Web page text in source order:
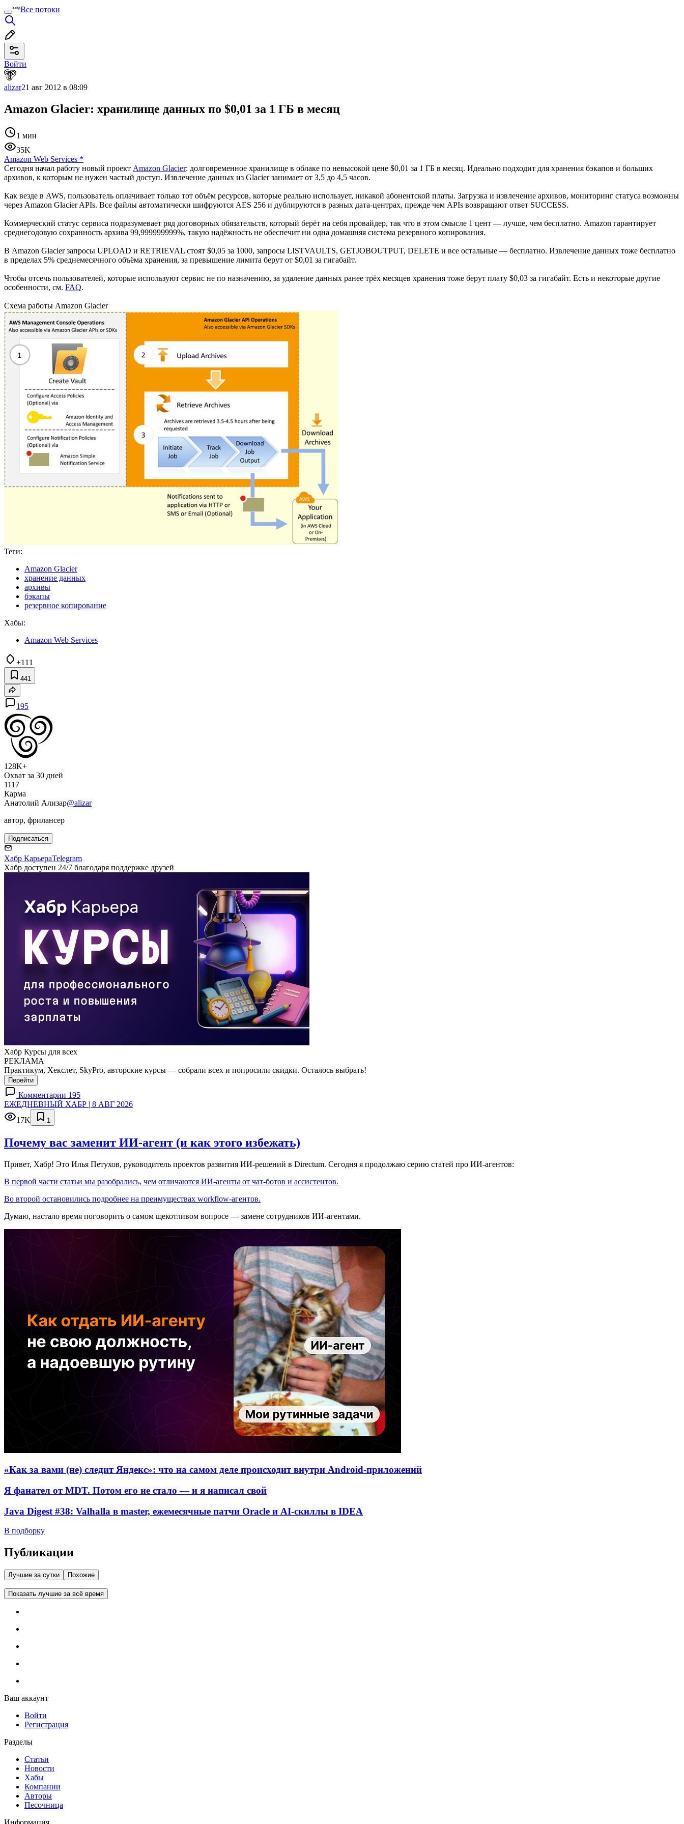
Все потоки
Войти
alizar21 авг 2012 в 08:09
Amazon Glacier: хранилище данных по $0,01 за 1 ГБ в месяц
1 мин
35K
Amazon Web Services *
Сегодня начал работу новый проект Amazon Glacier: долговременное хранилище в облаке по невысокой цене $0,01 за 1 ГБ в месяц. Идеально подходит для хранения бэкапов и больших
архивов, к которым не нужен частый доступ. Извлечение данных из Glacier занимает от 3,5 до 4,5 часов.
Как везде в AWS, пользователь оплачивает только тот объём ресурсов, которые реально использует, никакой абонентской платы. Загрузка и извлечение архивов, мониторинг статуса возможны
через Amazon Glacier APIs. Все файлы автоматически шифруются AES 256 и дублируются в разных дата-центрах, прежде чем APIs возвращают ответ SUCCESS.
Коммерческий статус сервиса подразумевает ряд договорных обязательств, который берёт на себя провайдер, так что в этом смысле 1 цент — лучше, чем бесплатно. Amazon гарантирует
среднегодовую сохранность архива 99,999999999%, такую надёжность не обеспечит ни одна домашняя система резервного копирования.
В Amazon Glacier запросы UPLOAD и RETRIEVAL стоят $0,05 за 1000, запросы LISTVAULTS, GETJOBOUTPUT, DELETE и все остальные — бесплатно. Извлечение данных тоже бесплатно
в пределах 5% среднемесячного объёма хранения, за превышение лимита берут от $0,01 за гигабайт.
Чтобы отсечь пользователей, которые используют сервис не по назначению, за удаление данных ранее трёх месяцев хранения тоже берут плату $0,03 за гигабайт. Есть и некоторые другие
особенности, см. FAQ.
Схема работы Amazon Glacier
Теги:
Amazon Glacier
хранение данных
архивы
бэкапы
резервное копирование
Хабы:
Amazon Web Services
+111
441
195
128K+
Охват за 30 дней
1117
Карма
Анатолий Ализар@alizar
автор, фрилансер
Подписаться
Хабр КарьераTelegram
Хабр доступен 24/7 благодаря поддержке друзей
Хабр Курсы для всех
РЕКЛАМА
Практикум, Хекслет, SkyPro, авторские курсы — собрали всех и попросили скидки. Осталось выбрать!
Перейти
Комментарии 195
ЕЖЕДНЕВНЫЙ ХАБР | 8 АВГ 2026
17K
1
Почему вас заменит ИИ‑агент (и как этого избежать)
Привет, Хабр! Это Илья Петухов, руководитель проектов развития ИИ-решений в Directum. Сегодня я продолжаю серию статей про ИИ-агентов:
В первой части статьи мы разобрались, чем отличаются ИИ-агенты от чат-ботов и ассистентов.
Во второй остановились подробнее на преимуществах workflow-агентов.
Думаю, настало время поговорить о самом щекотливом вопросе — замене сотрудников ИИ-агентами.
«Как за вами (не) следит Яндекс»: что на самом деле происходит внутри Android-приложений
Я фанател от MDT. Потом его не стало — и я написал свой
Java Digest #38: Valhalla в master, ежемесячные патчи Oracle и AI-скиллы в IDEA
В подборку
Публикации
Лучшие за сутки Похожие
Показать лучшие за всё время
Ваш аккаунт
Войти
Регистрация
Разделы
Статьи
Новости
Хабы
Компании
Авторы
Песочница